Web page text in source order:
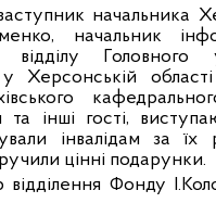
начальника
начальник
відділу Головного
Херсонській області
та інші гості,
інвалідам за їх
цінні подарунки.
Фонду